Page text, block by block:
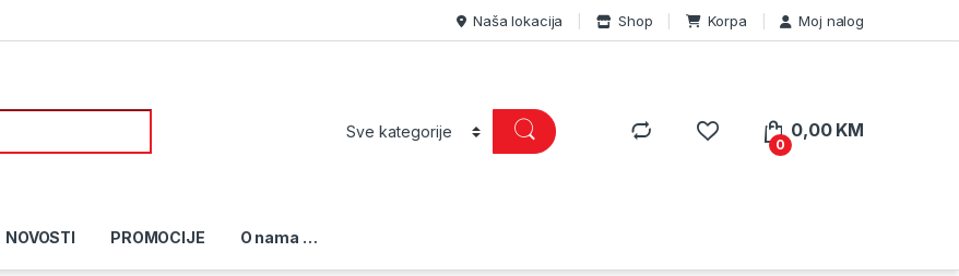
Naša lokacija Shop Korpa Moj nalog
0
0,00 KM
NOVOSTI PROMOCIJE O nama …